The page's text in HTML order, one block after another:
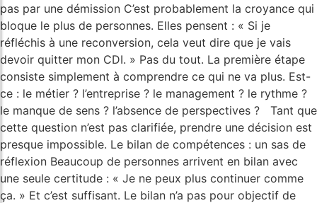
pas par une démission C’est probablement la croyance qui
bloque le plus de personnes. Elles pensent : « Si je
réfléchis à une reconversion, cela veut dire que je vais
devoir quitter mon CDI. » Pas du tout. La première étape
consiste simplement à comprendre ce qui ne va plus. Est-
ce : le métier ? l’entreprise ? le management ? le rythme ?
le manque de sens ? l’absence de perspectives ? Tant que
cette question n’est pas clarifiée, prendre une décision est
presque impossible. Le bilan de compétences : un sas de
réflexion Beaucoup de personnes arrivent en bilan avec
une seule certitude : « Je ne peux plus continuer comme
ça. » Et c’est suffisant. Le bilan n’a pas pour objectif de